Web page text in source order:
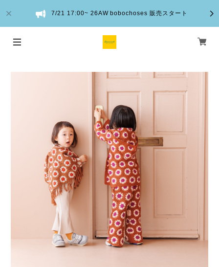
7/21 17:00~ 26AW bobochoses 販売スタート